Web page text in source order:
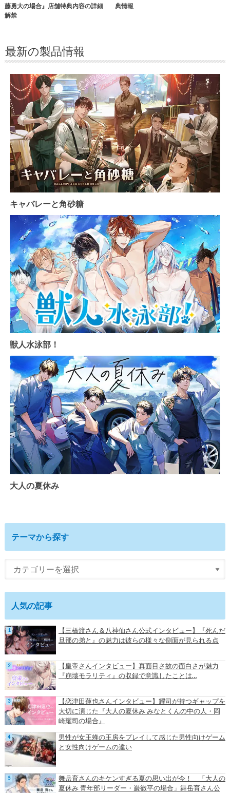
藤勇大の場合』店舗特典内容の詳細
解禁
典情報
最新の製品情報
キャバレーと角砂糖
獣人水泳部！
大人の夏休み
テーマから探す
人気の記事
【三橋渡さん＆八神仙さん公式インタビュー】『死んだ
旦那の弟と』の魅力は彼らの様々な側面が見られる点
【皇帝さんインタビュー】真面目さ故の面白さが魅力
『崩壊モラリティ』の収録で意識したことは…
【恋津田蓮也さんインタビュー】耀司が持つギャップを
大切に演じた『大人の夏休み みなとくんの中の人・岡
崎耀司の場合』
男性が女王蜂の王房をプレイして感じた男性向けゲーム
と女性向けゲームの違い
舞岳育さんのキケンすぎる夏の思い出が今！ 「大人の
夏休み 青年部リーダー・巌徹平の場合」舞岳育さん公